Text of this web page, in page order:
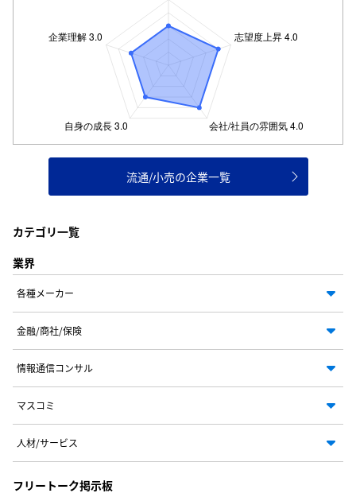
流通/小売の企業一覧
カテゴリ一覧
業界
各種メーカー
金融/商社/保険
情報通信コンサル
マスコミ
人材/サービス
フリートーク掲示板